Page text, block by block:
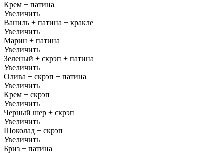
Крем + патина
Увеличить
Ваниль + патина + кракле
Увеличить
Марин + патина
Увеличить
Зеленый + скрэп + патина
Увеличить
Олива + скрэп + патина
Увеличить
Крем + скрэп
Увеличить
Черный шер + скрэп
Увеличить
Шоколад + скрэп
Увеличить
Бриз + патина